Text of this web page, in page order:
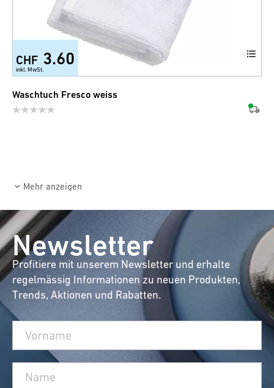
CHF 3.60
inkl. MwSt.
Waschtuch Fresco weiss
Mehr anzeigen
Newsletter
Profitiere mit unserem Newsletter und erhalte
regelmässig Informationen zu neuen Produkten,
Trends, Aktionen und Rabatten.